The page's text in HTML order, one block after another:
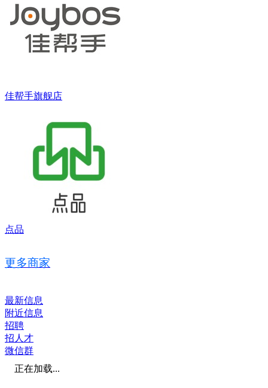
佳帮手旗舰店
点品
更多商家
最新信息
附近信息
招聘
招人才
微信群
正在加载...